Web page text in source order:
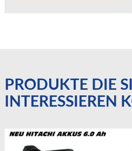
PRODUKTE DIE
INTERESSIEREN